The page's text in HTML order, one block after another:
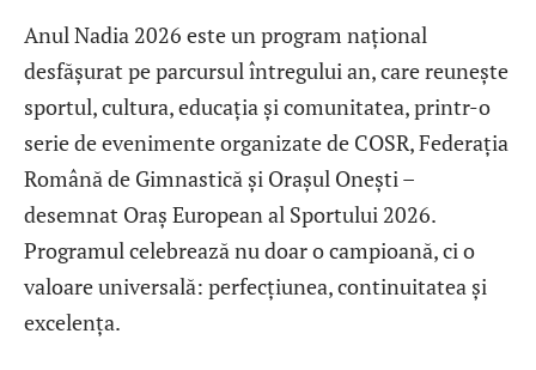
Anul Nadia 2026 este un program național
desfășurat pe parcursul întregului an, care reunește
sportul, cultura, educația și comunitatea, printr-o
serie de evenimente organizate de COSR, Federația
Română de Gimnastică și Orașul Onești –
desemnat Oraș European al Sportului 2026.
Programul celebrează nu doar o campioană, ci o
valoare universală: perfecțiunea, continuitatea și
excelența.